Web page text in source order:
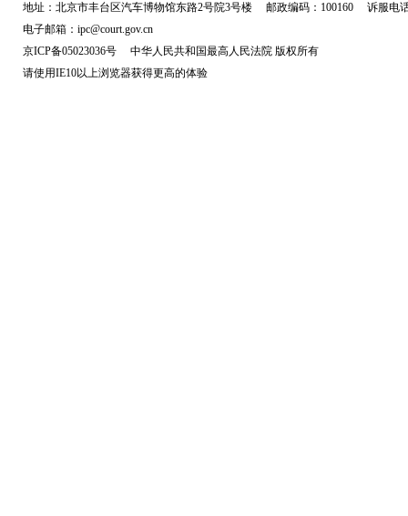
地址：北京市丰台区汽车博物馆东路2号院3号楼 邮政编码：100160 诉服电
电子邮箱：ipc@court.gov.cn
京ICP备05023036号 中华人民共和国最高人民法院 版权所有
请使用IE10以上浏览器获得更高的体验